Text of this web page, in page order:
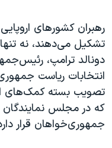
رهبران کشورهای
تشکیل می‌دهند، نه
دونالد ترامپ،
انتخابات ریاست
تصویب بسته کمک‌های
که در مجلس نمایندگان
جمهوری‌خواهان قرار